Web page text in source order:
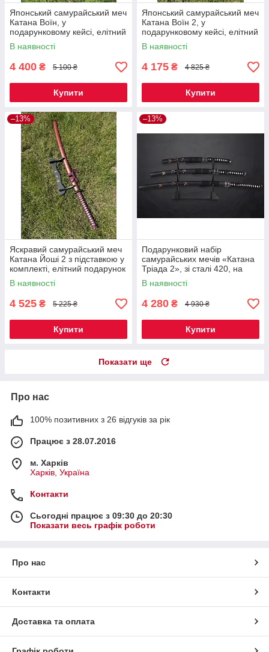
Японський самурайський меч
Катана Воїн, у
подарунковому кейсі, елітний
подарунок справжньому
чоловікові
В наявності
4 400 ₴ 5 100 ₴
Купити
Японський самурайський меч
Катана Воїн 2, у
подарунковому кейсі, елітний
та солідний подарунок
чоловікові
В наявності
4 175 ₴ 4 825 ₴
Купити
–13%
Яскравий самурайський меч
Катана Йоші 2 з підставкою у
комплекті, елітний подарунок
чоловікові
В наявності
4 525 ₴ 5 225 ₴
Купити
–13%
Подарунковий набір
самурайських мечів «Катана
Тріада 2», зі сталі 420, на
декоративній настільній
підставці
В наявності
4 280 ₴ 4 930 ₴
Купити
Показати ще
Про нас
100% позитивних з 26 відгуків за рік
Працює з 28.07.2016
м. Харків
Харків, Україна
Контакти
Сьогодні працює з 09:30 до 20:30
Показати весь графік роботи
Про нас
Контакти
Доставка та оплата